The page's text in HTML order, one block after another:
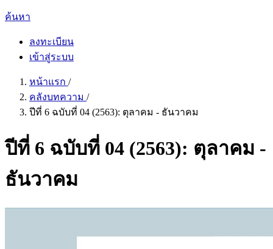
ค้นหา
ลงทะเบียน
เข้าสู่ระบบ
หน้าแรก /
คลังบทความ /
ปีที่ 6 ฉบับที่ 04 (2563): ตุลาคม - ธันวาคม
ปีที่ 6 ฉบับที่ 04 (2563): ตุลาคม -
ธันวาคม